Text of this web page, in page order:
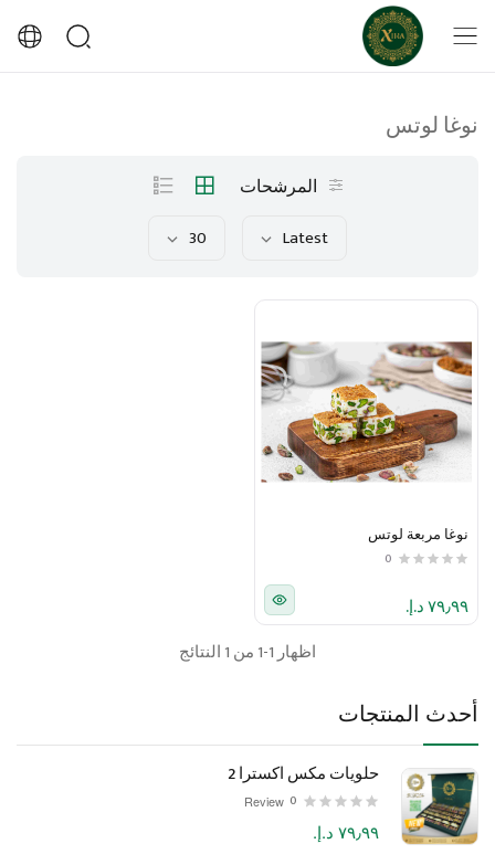
أحدث المنتجات
حلويات مكس اكسترا 2
0
Review
٧٩٫٩٩ د.إ.‏
نوغا لوتس
المرشحات
Latest
30
نوغا مربعة لوتس
0
٧٩٫٩٩ د.إ.‏
اظهار 1-1 من 1 النتائج